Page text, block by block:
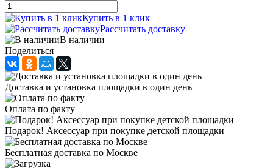
Купить в 1 клик
Рассчитать доставку
В наличии
Поделиться
Доставка и установка площадки в один день
Оплата по факту
Подарок! Аксессуар при покупке детской площадки
Бесплатная доставка по Москве